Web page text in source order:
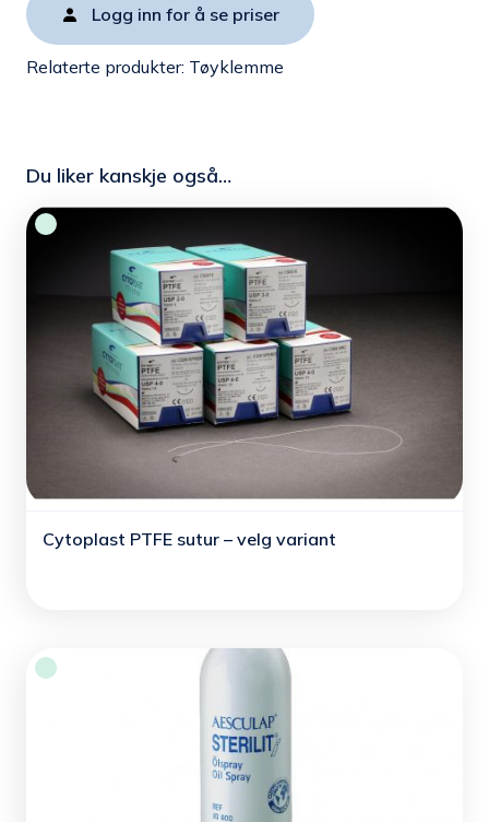
Logg inn for å se priser
Relaterte produkter: Tøyklemme
Du liker kanskje også…
Cytoplast PTFE sutur – velg variant